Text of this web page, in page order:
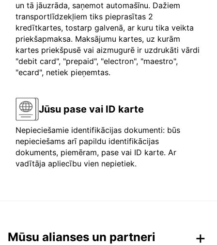
un tā jāuzrāda, saņemot automašīnu. Dažiem
transportlīdzekļiem tiks pieprasītas 2
kredītkartes, tostarp galvenā, ar kuru tika veikta
priekšapmaksa. Maksājumu kartes, uz kurām
kartes priekšpusē vai aizmugurē ir uzdrukāti vārdi
"debit card", "prepaid", "electron", "maestro",
"ecard", netiek pieņemtas.
Jūsu pase vai ID karte
Nepieciešamie identifikācijas dokumenti: būs
nepieciešams arī papildu identifikācijas
dokuments, piemēram, pase vai ID karte. Ar
vadītāja apliecību vien nepietiek.
Mūsu alianses un partneri